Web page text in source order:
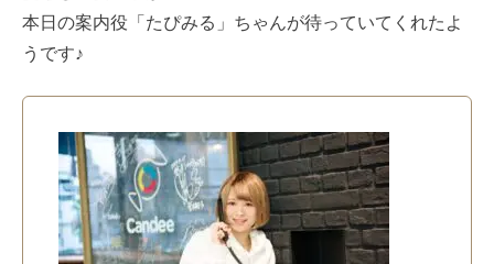
本日の案内役「たぴみる」ちゃんが待っていてくれたよ
うです♪